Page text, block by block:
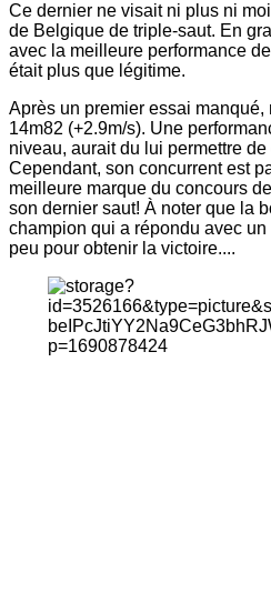
Ce dernier ne visait ni plus ni
de Belgique de triple-saut. En
avec la meilleure performance
était plus que légitime.
Après un premier essai
14m82 (+2.9m/s). Une
niveau, aurait du lui permettre
Cependant, son concurrent est
meilleure marque du concours
son dernier saut! À noter que la
champion qui a répondu avec
peu pour obtenir la victoire....